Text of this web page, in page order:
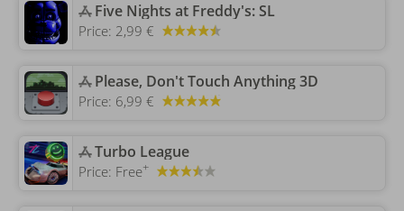
‎Five Nights at Freddy's: SL
Price: 2,99 €
‎Please, Don't Touch Anything 3D
Price: 6,99 €
‎Turbo League
Price: Free+